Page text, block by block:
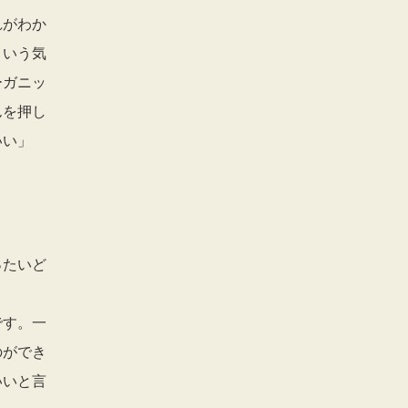
がわか
う気
ニッ
押し
」
いど
。一
でき
と言